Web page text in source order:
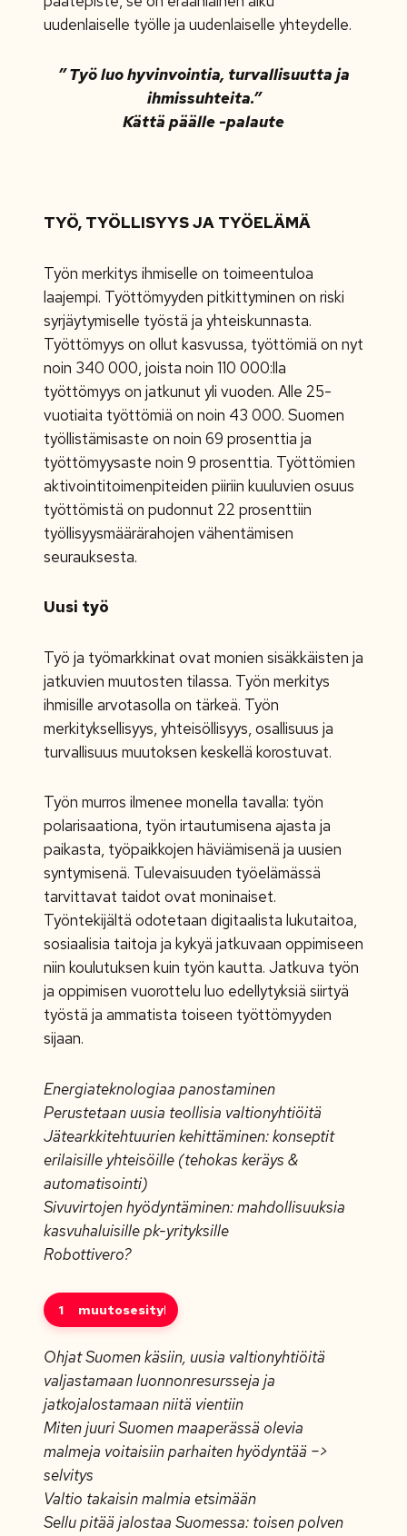
uudenlaiselle työlle ja uudenlaiselle yhteydelle.
”Työ luo hyvinvointia, turvallisuutta ja
ihmissuhteita.”
Kättä päälle -palaute
TYÖ, TYÖLLISYYS JA TYÖELÄMÄ
Työn merkitys ihmiselle on toimeentuloa
laajempi. Työttömyyden pitkittyminen on riski
syrjäytymiselle työstä ja yhteiskunnasta.
Työttömyys on ollut kasvussa, työttömiä on nyt
noin 340 000, joista noin 110 000:lla
työttömyys on jatkunut yli vuoden. Alle 25-
vuotiaita työttömiä on noin 43 000. Suomen
työllistämisaste on noin 69 prosenttia ja
työttömyysaste noin 9 prosenttia. Työttömien
aktivointitoimenpiteiden piiriin kuuluvien osuus
työttömistä on pudonnut 22 prosenttiin
työllisyysmäärärahojen vähentämisen
seurauksesta.
Uusi työ
Työ ja työmarkkinat ovat monien sisäkkäisten ja
jatkuvien muutosten tilassa. Työn merkitys
ihmisille arvotasolla on tärkeä. Työn
merkityksellisyys, yhteisöllisyys, osallisuus ja
turvallisuus muutoksen keskellä korostuvat.
Työn murros ilmenee monella tavalla: työn
polarisaationa, työn irtautumisena ajasta ja
paikasta, työpaikkojen häviämisenä ja uusien
syntymisenä. Tulevaisuuden työelämässä
tarvittavat taidot ovat moninaiset.
Työntekijältä odotetaan digitaalista lukutaitoa,
sosiaalisia taitoja ja kykyä jatkuvaan oppimiseen
niin koulutuksen kuin työn kautta. Jatkuva työn
ja oppimisen vuorottelu luo edellytyksiä siirtyä
työstä ja ammatista toiseen työttömyyden
sijaan.
Energiateknologiaa panostaminen
Perustetaan uusia teollisia valtionyhtiöitä
Jätearkkitehtuurien kehittäminen: konseptit
erilaisille yhteisöille (tehokas keräys &
automatisointi)
Sivuvirtojen hyödyntäminen: mahdollisuuksia
kasvuhaluisille pk-yrityksille
Robottivero?
1 muutosesitykset
Ohjat Suomen käsiin, uusia valtionyhtiöitä
valjastamaan luonnonresursseja ja
jatkojalostamaan niitä vientiin
Miten juuri Suomen maaperässä olevia
malmeja voitaisiin parhaiten hyödyntää –>
selvitys
Valtio takaisin malmia etsimään
Sellu pitää jalostaa Suomessa: toisen polven